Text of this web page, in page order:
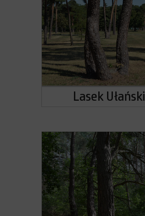
Lasek Ułański